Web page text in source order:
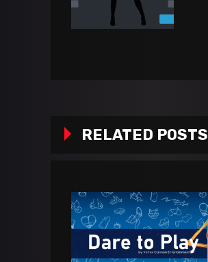
RELATED POSTS